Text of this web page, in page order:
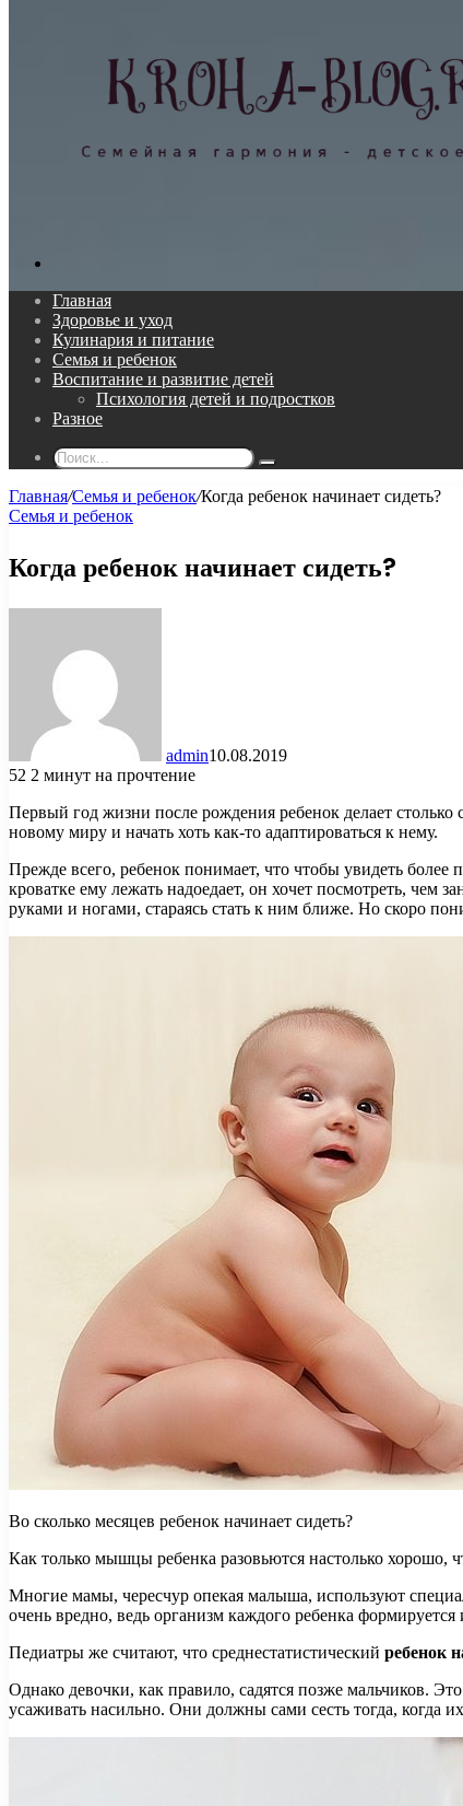
Главная
Здоровье и уход
Кулинария и питание
Семья и ребенок
Воспитание и развитие детей
Психология детей и подростков
Разное
Поиск...
Главная/Семья и ребенок/Когда ребенок начинает сидеть?
Семья и ребенок
Когда ребенок начинает сидеть?
admin10.08.2019
52 2 минут на прочтение
Первый год жизни после рождения ребенок делает
новому миру и начать хоть как-то адаптироваться к нему.
Прежде всего, ребенок понимает, что чтобы увидеть более
кроватке ему лежать надоедает, он хочет посмотреть, чем
руками и ногами, стараясь стать к ним ближе. Но скоро
Во сколько месяцев ребенок начинает сидеть?
Как только мышцы ребенка разовьются настолько хорошо,
Многие мамы, чересчур опекая малыша, используют
очень вредно, ведь организм каждого ребенка
Педиатры же считают, что среднестатистический ребенок
Однако девочки, как правило, садятся позже мальчиков.
усаживать насильно. Они должны сами сесть тогда, когда